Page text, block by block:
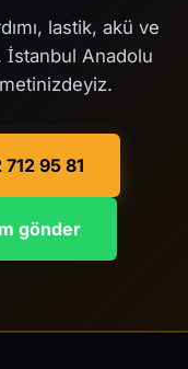
lastik, akü ve
Anadolu
95 81
gönder